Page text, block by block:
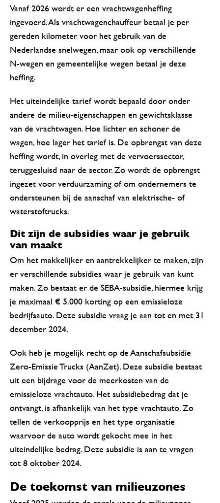
Vanaf 2026 wordt er een vrachtwagenheffing
ingevoerd. Als vrachtwagenchauffeur betaal je per
gereden kilometer voor het gebruik van de
Nederlandse snelwegen, maar ook op verschillende
N-wegen en gemeentelijke wegen betaal je deze
heffing.
Het uiteindelijke tarief wordt bepaald door onder
andere de milieu-eigenschappen en gewichtsklasse
van de vrachtwagen. Hoe lichter en schoner de
wagen, hoe lager het tarief is. De opbrengst van deze
heffing wordt, in overleg met de vervoerssector,
teruggesluisd naar de sector. Zo wordt de opbrengst
ingezet voor verduurzaming of om ondernemers te
ondersteunen bij de aanschaf van elektrische- of
waterstoftrucks.
Dit zijn de subsidies waar je gebruik
van maakt
Om het makkelijker en aantrekkelijker te maken, zijn
er verschillende subsidies waar je gebruik van kunt
maken. Zo bestaat er de SEBA-subsidie, hiermee krijg
je maximaal € 5.000 korting op een emissieloze
bedrijfsauto. Deze subsidie vraag je aan tot en met 31
december 2024.
Ook heb je mogelijk recht op de Aanschafsubsidie
Zero-Emissie Trucks (AanZet). Deze subsidie bestaat
uit een bijdrage voor de meerkosten van de
emissieloze vrachtauto. Het subsidiebedrag dat je
ontvangt, is afhankelijk van het type vrachtauto. Zo
tellen de verkoopprijs en het type organisatie
waarvoor de auto wordt gekocht mee in het
uiteindelijke bedrag. Deze subsidie is aan te vragen
tot 8 oktober 2024.
De toekomst van milieuzones